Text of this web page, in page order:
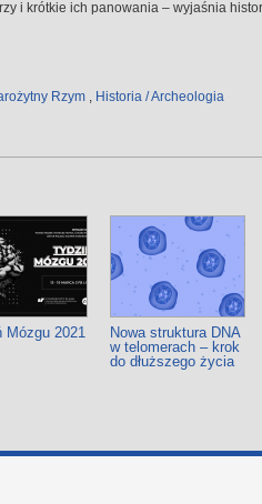
i krótkie ich panowania – wyjaśnia
Rzym Historia / Archeologia
Mózgu 2021
Nowa struktura DNA
w telomerach – krok
do dłuższego życia